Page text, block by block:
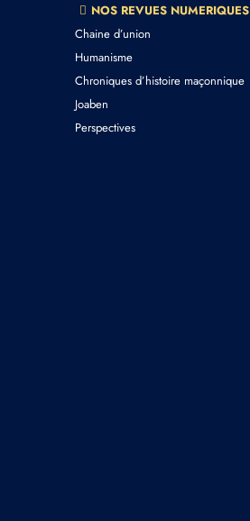
NOS REVUES NUMERIQUES
Chaine d’union
Humanisme
Chroniques d’histoire maçonnique
Joaben
Perspectives